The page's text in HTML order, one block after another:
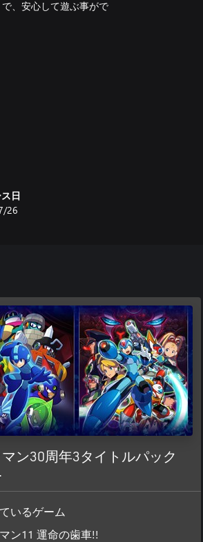
、安心して遊ぶ事がで
内容は共通。
除き内容は共通。
ン管モニター調のフィ
を搭載。
日
26
マン30周年3タイトルパック
いるゲーム
ン11 運命の歯車!!